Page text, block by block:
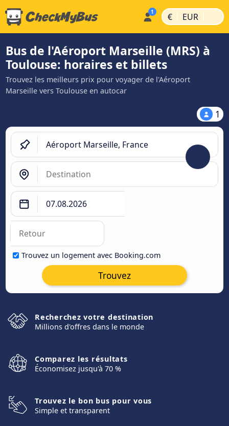
€ | EUR |
Bus de l'Aéroport Marseille (MRS) à
Toulouse: horaires et billets
Trouvez les meilleurs prix pour voyager de l'Aéroport
Marseille vers Toulouse en autocar
1
Trouvez un logement avec Booking.com
Trouvez
Recherchez votre destination
Millions d'offres dans le monde
Comparez les résultats
Économisez jusqu'à 70 %
Trouvez le bon bus pour vous
Simple et transparent